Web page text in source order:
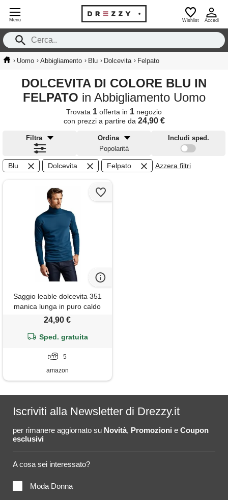
Menu Wishlist Accedi
› Uomo › Abbigliamento › Blu › Dolcevita › Felpato
DOLCEVITA DI COLORE BLU IN
FELPATO in Abbigliamento Uomo
Trovata 1 offerta in 1 negozio
con prezzi a partire da 24,90 €
Filtra
Ordina
Popolarità
Includi sped.
Blu Dolcevita Felpato Azzera filtri
Saggio leable dolcevita 351
manica lunga in puro caldo
cotone felpato internamente
made in italy avio 5
24,90 €
Sped. gratuita
5
amazon
Iscriviti alla Newsletter di Drezzy.it
per rimanere aggiornato su Novità, Promozioni e Coupon
esclusivi
A cosa sei interessato?
Moda Donna